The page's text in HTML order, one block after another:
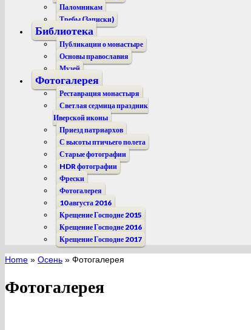
Паломникам
Требы (Записки)
Библиотека
Публикации о монастыре
Основы православия
Музей
Фотогалерея
Реставрация монастыря
Светлая седмица праздник
Иверской иконы
Приезд патриархов
С высоты птичьего полета
Старые фотографии
HDR фотографии
Фрески
Фотогалерея
10 августа 2016
Крещение Господне 2015
Крещение Господне 2016
Крещение Господне 2017
Home » Осень » Фотогалерея
Фотогалерея